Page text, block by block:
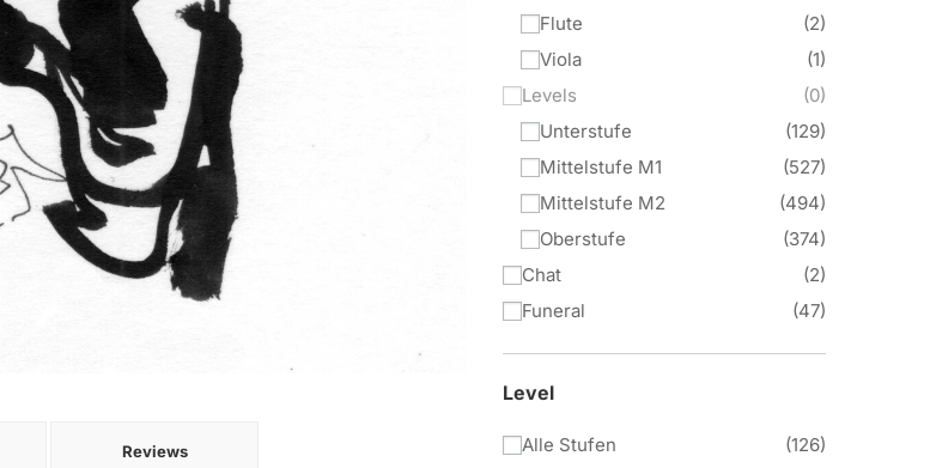
Reviews
Flute
2
Viola
1
Levels
0
Unterstufe
129
Mittelstufe M1
527
Mittelstufe M2
494
Oberstufe
374
Chat
2
Funeral
47
Level
Alle Stufen
126